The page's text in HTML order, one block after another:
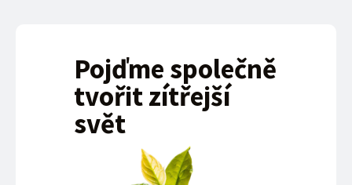
Pojďme společně
tvořit zítřejší
svět